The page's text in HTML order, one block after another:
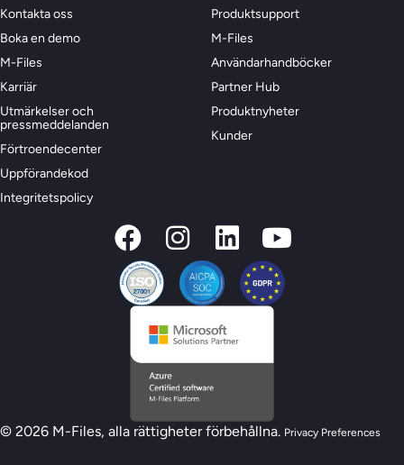
Kontakta oss
Boka en demo
M-Files
Karriär
Utmärkelser och
pressmeddelanden
Förtroendecenter
Uppförandekod
Integritetspolicy
Produktsupport
M-Files
Användarhandböcker
Partner Hub
Produktnyheter
Kunder
© 2026 M-Files, alla rättigheter förbehållna. Privacy Preferences